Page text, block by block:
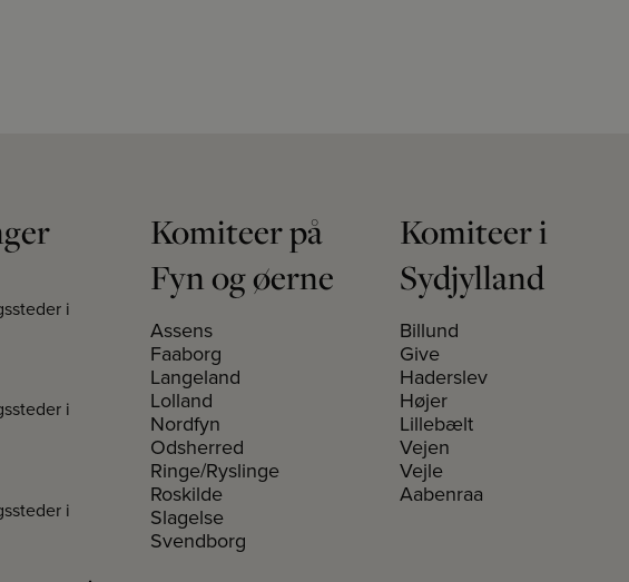
i
i
i
Komiteer på
Fyn og øerne
Assens
Faaborg
Langeland
Lolland
Nordfyn
Odsherred
Ringe/Ryslinge
Roskilde
Slagelse
Svendborg
Komiteer i
Sydjylland
Billund
Give
Haderslev
Højer
Lillebælt
Vejen
Vejle
Aabenraa